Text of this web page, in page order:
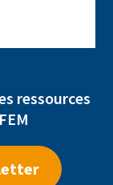
ressources